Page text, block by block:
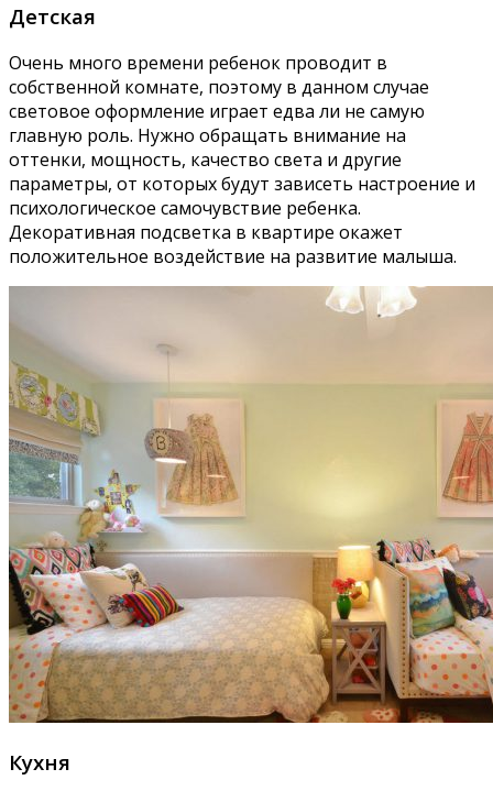
Детская
Очень много времени ребенок проводит в
собственной комнате, поэтому в данном случае
световое оформление играет едва ли не самую
главную роль. Нужно обращать внимание на
оттенки, мощность, качество света и другие
параметры, от которых будут зависеть настроение и
психологическое самочувствие ребенка.
Декоративная подсветка в квартире окажет
положительное воздействие на развитие малыша.
Кухня